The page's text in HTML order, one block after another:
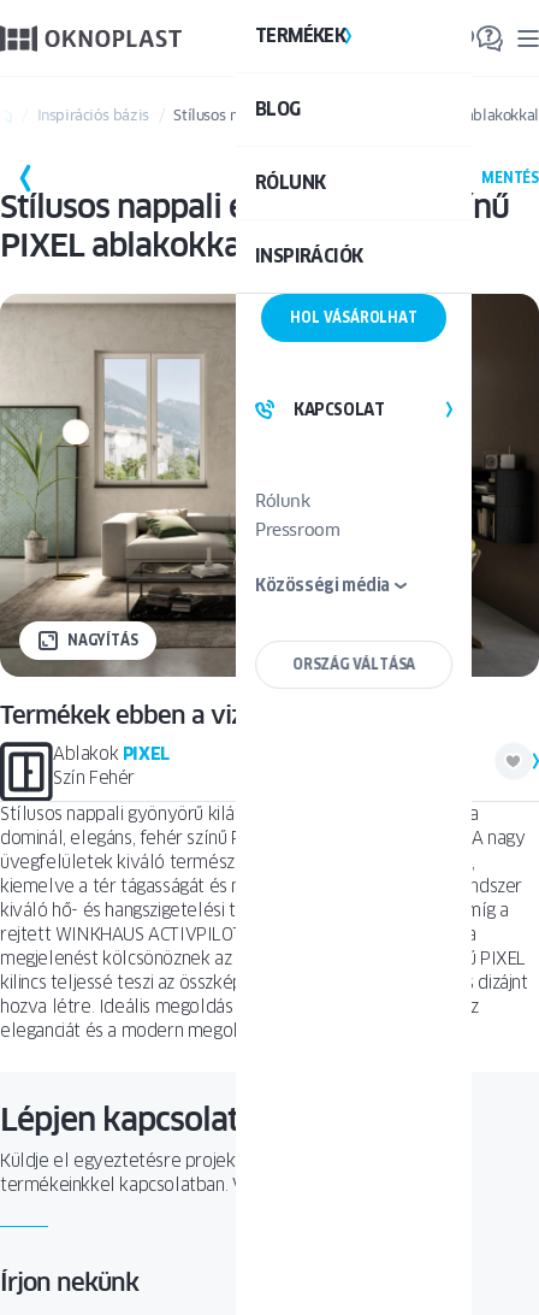
TERMÉKEK
BLOG
RÓLUNK
INSPIRÁCIÓK
HOL VÁSÁROLHAT
KAPCSOLAT
Rólunk
Pressroom
Közösségi média
ORSZÁG VÁLTÁSA
Inspirációs bázis Stílusos nappali elegáns, fehér színű PIXEL ablakokkal
MENTÉS
Stílusos nappali elegáns, fehér színű
PIXEL ablakokkal
NAGYÍTÁS
Termékek ebben a vizualizációban
Ablakok PIXEL
Szín Fehér
Stílusos nappali gyönyörű kilátással, ahol a modern esztétika
dominál, elegáns, fehér színű PIXEL ablakokkal felszerelve. A nagy
üvegfelületek kiváló természetes fényellátást biztosítanak,
kiemelve a tér tágasságát és meghitt hangulatát. A PIXEL rendszer
kiváló hő- és hangszigetelési tulajdonságokkal rendelkezik, míg a
rejtett WINKHAUS ACTIVPILOT SELECT vasalatok minimalista
megjelenést kölcsönöznek az ablakoknak. Az ezüst (F1) színű PIXEL
kilincs teljessé teszi az összképet, harmonikus és funkcionális dizájnt
hozva létre. Ideális megoldás azok számára, akik értékelik az
eleganciát és a modern megoldásokat a belsőépítészetben.
Lépjen kapcsolatba velünk
Küldje el egyeztetésre projektjét, vagy tegyen fel kérdést
termékeinkkel kapcsolatban. Várjuk megkeresését!
Írjon nekünk